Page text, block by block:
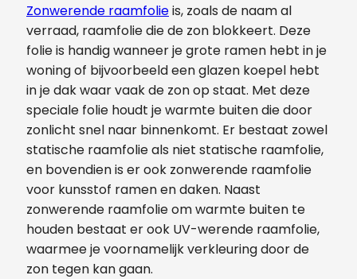
Zonwerende raamfolieis, zoals de naam al
verraad, raamfolie die de zon blokkeert. Deze
folie is handig wanneer je grote ramen hebt in je
woning of bijvoorbeeld een glazen koepel hebt
in je dak waar vaak de zon op staat. Met deze
speciale folie houdt je warmte buiten die door
zonlicht snel naar binnenkomt. Er bestaat zowel
statische raamfolie als niet statische raamfolie,
en bovendien is er ook zonwerende raamfolie
voor kunsstof ramen en daken. Naast
zonwerende raamfolie om warmte buiten te
houden bestaat er ook UV-werende raamfolie,
waarmee je voornamelijk verkleuring door de
zon tegen kan gaan.